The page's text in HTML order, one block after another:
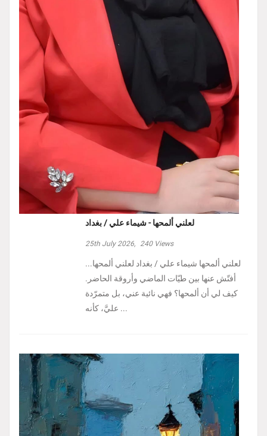
لعلني ألمحها - شيماء علي / بغداد
25th July 2026, 240Views
لعلني ألمحها شيماء علي / بغداد لعلني ألمحها...
أفتّش عنها بين طيّات الماضي وأروقة الحاضر.
كيف لي أن ألمحها؟ فهي نائية عني، بل متمرّدة
عليَّ، كأنه ...